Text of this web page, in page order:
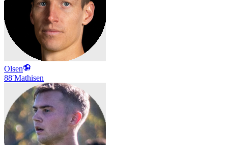
Olsen
88′Mathisen